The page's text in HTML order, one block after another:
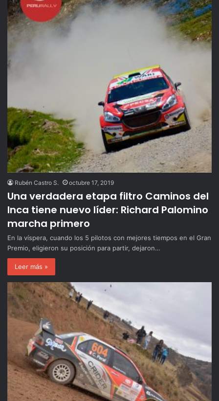
Rubén Castro S. octubre 17, 2019
Una verdadera etapa filtro Caminos del
Inca tiene nuevo líder: Richard Palomino
marcha primero
En la víspera, cuando los 5 pilotos con mejores tiempos en el Gran
Premio, eligieron su posición para partir, dejaron…
Leer más »